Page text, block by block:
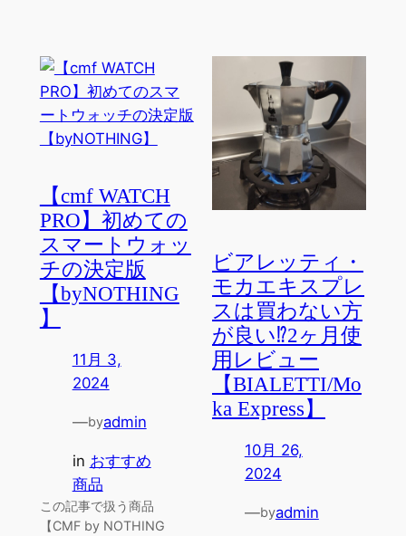
【cmf WATCH
PRO】初めての
スマートウォッ
チの決定版
【byNOTHING
】
11月 3,
2024
—byadmin
in おすすめ
商品
この記事で扱う商品
【CMF by NOTHING
ビアレッティ・
モカエキスプレ
スは買わない方
が良い⁉︎2ヶ月使
用レビュー
【BIALETTI/Mo
ka Express】
10月 26,
2024
—byadmin